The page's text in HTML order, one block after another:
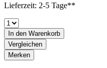
Lieferzeit: 2-5 Tage**
In den Warenkorb
Vergleichen
Merken